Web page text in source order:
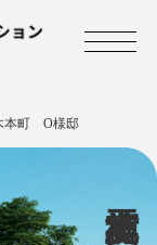
本町 O様邸